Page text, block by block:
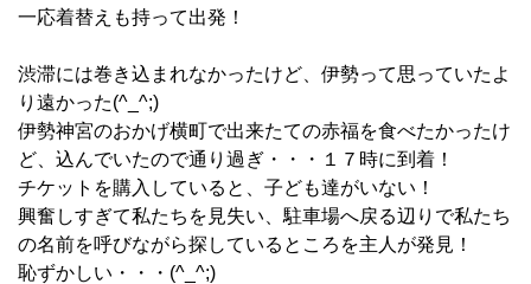
一応着替えも持って出発！
渋滞には巻き込まれなかったけど、伊勢って思っていたよ
り遠かった(^_^;)
伊勢神宮のおかげ横町で出来たての赤福を食べたかったけ
ど、込んでいたので通り過ぎ・・・１７時に到着！
チケットを購入していると、子ども達がいない！
興奮しすぎて私たちを見失い、駐車場へ戻る辺りで私たち
の名前を呼びながら探しているところを主人が発見！
恥ずかしい・・・(^_^;)